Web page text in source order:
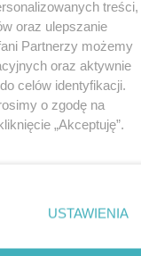
treści,
oraz ulepszanie
Partnerzy możemy
oraz aktywnie
celów identyfikacji.
o zgodę na
„Akceptuję”.
prawo sprzeciwić
miały
USTAWIENIA